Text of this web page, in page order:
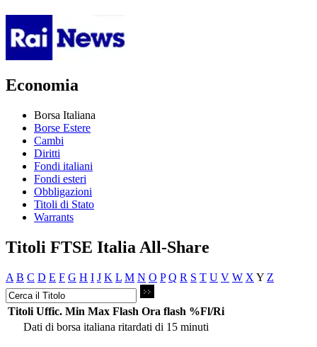
Economia
Borsa Italiana
Borse Estere
Cambi
Diritti
Fondi italiani
Fondi esteri
Obbligazioni
Titoli di Stato
Warrants
Titoli FTSE Italia All-Share
A B C D E F G H I J K L M N O P Q R S T U V W X Y Z
Titoli Uffic. Min Max Flash Ora flash %Fl/Ri
Dati di borsa italiana ritardati di 15 minuti